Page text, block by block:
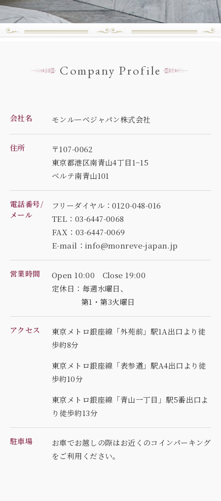
Company Profile
会社名 モンルーベジャパン株式会社
住所
〒107-0062
東京都港区南青山4丁目1−15
ベルテ南青山101
電話番号/
メール
フリーダイヤル：0120-048-016
TEL：03-6447-0068
FAX：03-6447-0069
E-mail：info@monreve-japan.jp
営業時間
Open 10:00 Close 19:00
定休日：毎週水曜日、
第1・第3火曜日
アクセス
東京メトロ銀座線「外苑前」駅1A出口より徒
歩約8分
東京メトロ銀座線「表参道」駅A4出口より徒
歩約10分
東京メトロ銀座線「青山一丁目」駅5番出口よ
り徒歩約13分
駐車場
お車でお越しの際はお近くのコインパーキング
をご利用ください。